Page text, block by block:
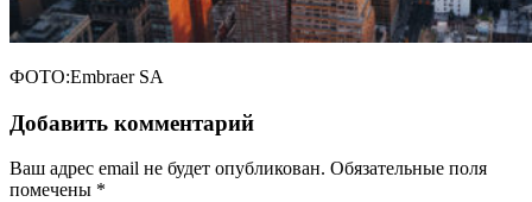
ФОТО:Embraer SA
Добавить комментарий
Ваш адрес email не будет опубликован. Обязательные поля
помечены *